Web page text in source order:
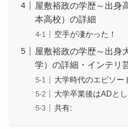
屋敷裕政の学歴～出身
本高校）の詳細
空手が凄かった！
屋敷裕政の学歴～出身
学）の詳細・インテリ
大学時代のエピソー
大学卒業後はADと
共有: